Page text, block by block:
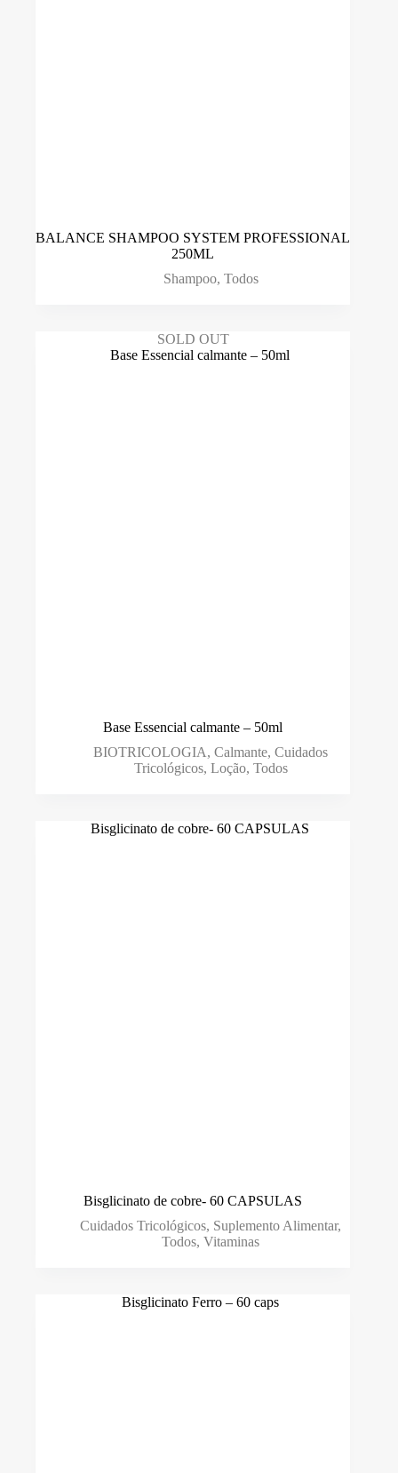
BALANCE SHAMPOO SYSTEM PROFESSIONAL
250ML
Shampoo, Todos
SOLD OUT
Base Essencial calmante – 50ml
BIOTRICOLOGIA,Calmante,Cuidados
Tricológicos, Loção, Todos
Bisglicinato de cobre- 60 CAPSULAS
Cuidados Tricológicos, Suplemento Alimentar,
Todos,Vitaminas